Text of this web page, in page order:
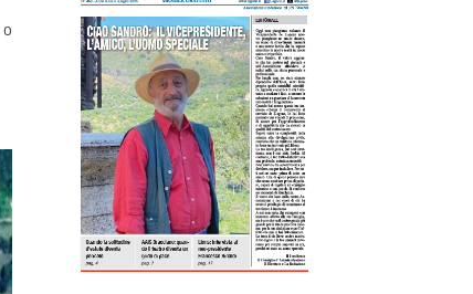
0
Tumblr Telegram